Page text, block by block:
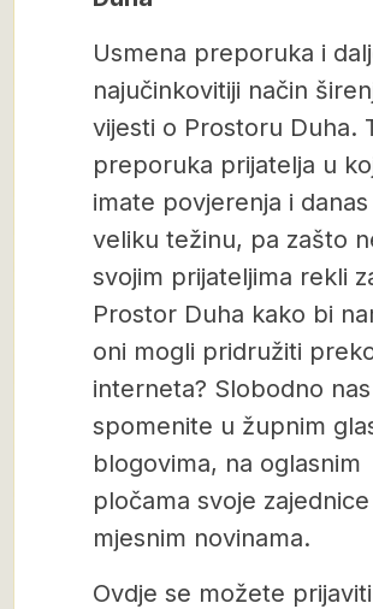
Usmena preporuka i
najučinkovitiji način
vijesti o Prostoru Duha.
preporuka prijatelja u
imate povjerenja i danas
veliku težinu, pa zašto
svojim prijateljima rekli
Prostor Duha kako bi
oni mogli pridružiti
interneta? Slobodno nas
spomenite u župnim
blogovima, na oglasnim
pločama svoje
mjesnim novinama.
Ovdje se možete